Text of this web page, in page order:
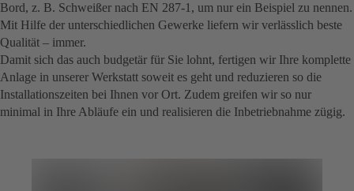
Bord, z. B. Schweißer nach EN 287-1, um nur ein Beispiel zu nennen.
Mit Hilfe der unterschiedlichen Gewerke liefern wir verlässlich beste
Qualität – immer.
Damit sich das auch budgetär für Sie lohnt, fertigen wir Ihre komplette
Anlage in unserer Werkstatt soweit es geht und reduzieren so die
Installationszeiten bei Ihnen vor Ort. Zudem greifen wir so nur
minimal in Ihre Abläufe ein und realisieren die Inbetriebnahme zügig.